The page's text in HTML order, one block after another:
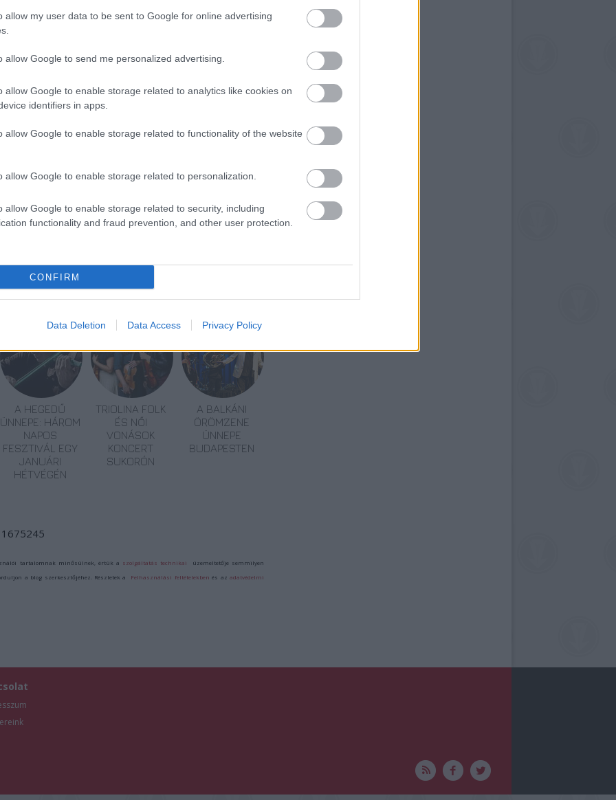
allow my user data to be sent to Google for online advertising
allow Google to send me personalized advertising.
allow Google to enable storage related to analytics like cookies on
identifiers in apps.
allow Google to enable storage related to functionality of the website
allow Google to enable storage related to personalization.
allow Google to enable storage related to security, including
functionality and fraud prevention, and other user protection.
CONFIRM
Data Deletion Data Access Privacy Policy
mellett gyakorlati bemutatók,
állatkerti séták és komplex foglalkozások is
és típusú foglalkozás kapott helyet a kínálatban,
sajátosságaihoz igazodnak, másrészt
részére az Állatkert Ismeretterjesztő Osztálya
csoportos oktatási tájékoztatóra,
illetve módszertani napra is. A tanév
azzal a céllal, hogy az Állatkert
körben bemutathassák. A
2016. október 8-án szombaton, valamint
sor.
Állatvilág
A HEGEDŰ
ÜNNEPE: HÁROM
NAPOS
FESZTIVÁL EGY
JANUÁRI
HÉTVÉGÉN
TRIOLINA FOLK
ÉS NŐI
VONÁSOK
KONCERT
SUKORÓN
A BALKÁNI
ÖRÖMZENE
ÜNNEPE
BUDAPESTEN
tartalomnak minősülnek, értük a szolgáltatás technikai üzemeltetője semmilyen
a blog szerkesztőjéhez. Részletek a Felhasználási feltételekben és azadatvédelmi